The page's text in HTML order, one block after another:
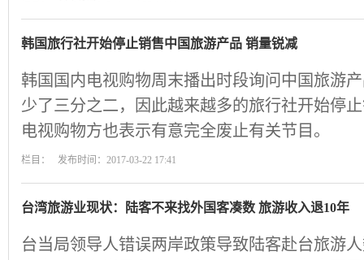
韩国旅行社开始停止销售中国旅游产品 销量锐减
韩国国内电视购物周末播出时段询问中国旅游
少了三分之二，因此越来越多的旅行社开始停
电视购物方也表示有意完全废止有关节目。
栏目： 发布时间：2017-03-22 17:41
台湾旅游业现状：陆客不来找外国客凑数 旅游收入退10年
台当局领导人错误两岸政策导致陆客赴台旅游